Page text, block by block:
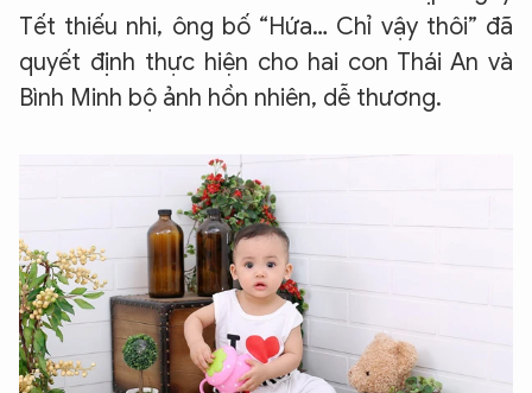
Tết thiếu nhi, ông bố “Hứa… Chỉ vậy thôi” đã
quyết định thực hiện cho hai con Thái An và
Bình Minh bộ ảnh hồn nhiên, dễ thương.